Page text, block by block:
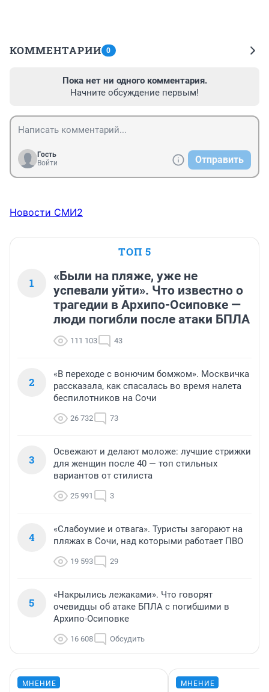
КОММЕНТАРИИ 0
Пока нет ни одного комментария.
Начните обсуждение первым!
Гость
Войти
Отправить
Новости СМИ2
ТОП 5
1
«Были на пляже, уже не
успевали уйти». Что известно о
трагедии в Архипо-Осиповке —
люди погибли после атаки БПЛА
111 103 43
2
«В переходе с вонючим бомжом». Москвичка
рассказала, как спасалась во время налета
беспилотников на Сочи
26 732 73
3
Освежают и делают моложе: лучшие стрижки
для женщин после 40 — топ стильных
вариантов от стилиста
25 991 3
4
«Слабоумие и отвага». Туристы загорают на
пляжах в Сочи, над которыми работает ПВО
19 593 29
5
«Накрылись лежаками». Что говорят
очевидцы об атаке БПЛА с погибшими в
Архипо-Осиповке
16 608 Обсудить
МНЕНИЕ МНЕНИЕ